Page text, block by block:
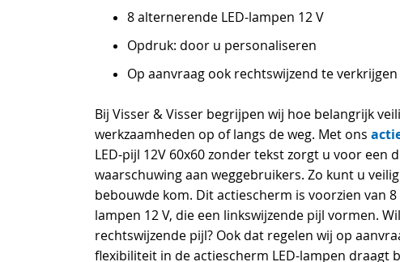
8 alternerende LED-lampen 12 V
Opdruk: door u personaliseren
Op aanvraag ook rechtswijzend te verkrijgen
Bij Visser & Visser begrijpen wij hoe belangrijk
werkzaamheden op of langs de weg. Met ons
LED-pijl 12V 60x60 zonder tekst zorgt u voor een
waarschuwing aan weggebruikers. Zo kunt u
bebouwde kom. Dit actiescherm is voorzien van
lampen 12 V, die een linkswijzende pijl vormen.
rechtswijzende pijl? Ook dat regelen wij op
flexibiliteit in de actiescherm LED-lampen draagt